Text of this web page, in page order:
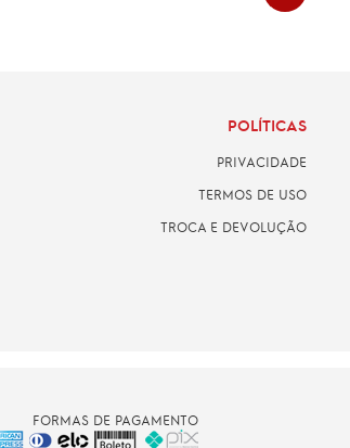
POLÍTICAS
PRIVACIDADE
TERMOS DE USO
TROCA E DEVOLUÇÃO
FORMAS DE PAGAMENTO